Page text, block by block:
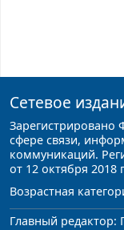
Сетевое
Зарегистрировано
сфере связи,
коммуникаций.
от 12 октября 2018
Возрастная
Главный редактор: